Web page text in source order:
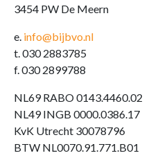
3454 PW De Meern
e. info@bijbvo.nl
t. 030 2883785
f. 030 2899788
NL69 RABO 0143.4460.02
NL49 INGB 0000.0386.17
KvK Utrecht 30078796
BTW NL0070.91.771.B01